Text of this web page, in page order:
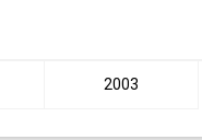
2003